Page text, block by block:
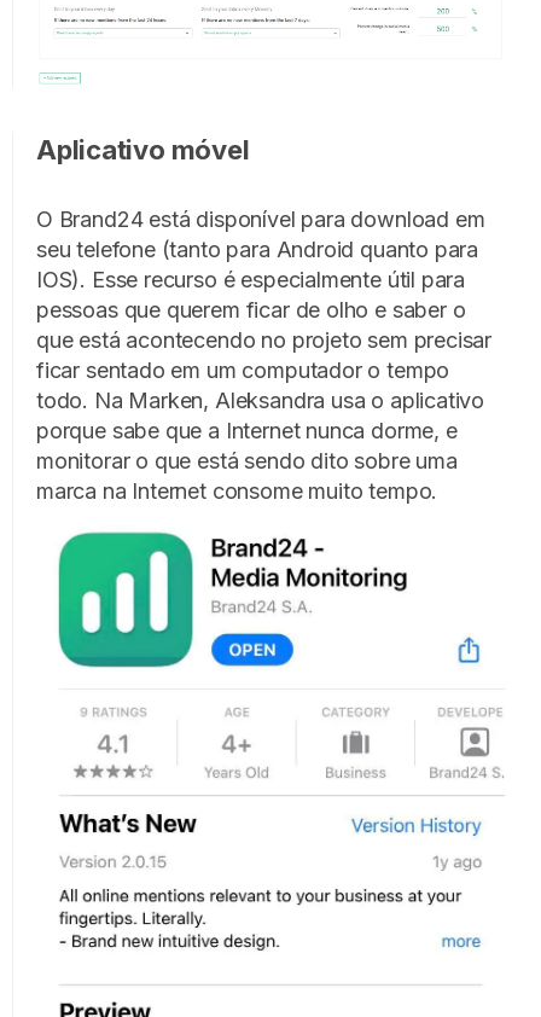
Aplicativo móvel
O Brand24 está disponível para download em
seu telefone (tanto para Android quanto para
IOS). Esse recurso é especialmente útil para
pessoas que querem ficar de olho e saber o
que está acontecendo no projeto sem precisar
ficar sentado em um computador o tempo
todo. Na Marken, Aleksandra usa o aplicativo
porque sabe que a Internet nunca dorme, e
monitorar o que está sendo dito sobre uma
marca na Internet consome muito tempo.